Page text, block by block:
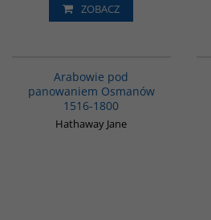
ZOBACZ
Arabowie pod
panowaniem Osmanów
1516-1800
Hathaway Jane